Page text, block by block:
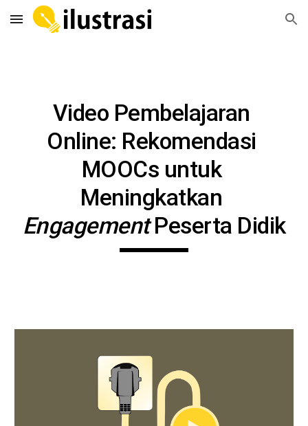
Skip to main content Skip to navigation
Video Pembelajaran
Online: Rekomendasi
MOOCs untuk
Engagement Peserta Didik